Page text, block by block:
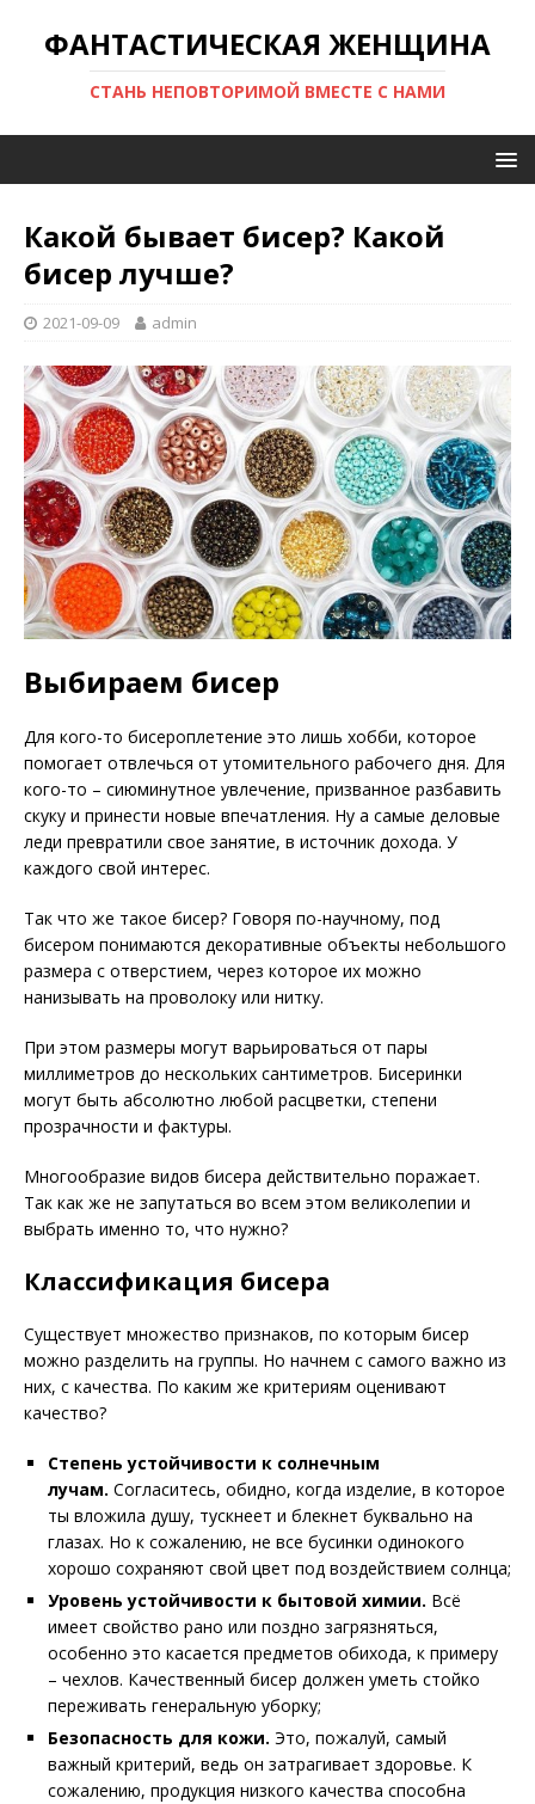
ФАНТАСТИЧЕСКАЯ ЖЕНЩИНА
СТАНЬ НЕПОВТОРИМОЙ ВМЕСТЕ С НАМИ
Какой бывает бисер? Какой
бисер лучше?
2021-09-09 admin
Выбираем бисер
Для кого-то бисероплетение это лишь хобби, которое
помогает отвлечься от утомительного рабочего дня. Для
кого-то – сиюминутное увлечение, призванное разбавить
скуку и принести новые впечатления. Ну а самые деловые
леди превратили свое занятие, в источник дохода. У
каждого свой интерес.
Так что же такое бисер? Говоря по-научному, под
бисером понимаются декоративные объекты небольшого
размера с отверстием, через которое их можно
нанизывать на проволоку или нитку.
При этом размеры могут варьироваться от пары
миллиметров до нескольких сантиметров. Бисеринки
могут быть абсолютно любой расцветки, степени
прозрачности и фактуры.
Многообразие видов бисера действительно поражает.
Так как же не запутаться во всем этом великолепии и
выбрать именно то, что нужно?
Классификация бисера
Существует множество признаков, по которым бисер
можно разделить на группы. Но начнем с самого важно из
них, с качества. По каким же критериям оценивают
качество?
Степень устойчивости к солнечным
лучам. Согласитесь, обидно, когда изделие, в которое
ты вложила душу, тускнеет и блекнет буквально на
глазах. Но к сожалению, не все бусинки одинокого
хорошо сохраняют свой цвет под воздействием солнца;
Уровень устойчивости к бытовой химии. Всё
имеет свойство рано или поздно загрязняться,
особенно это касается предметов обихода, к примеру
– чехлов. Качественный бисер должен уметь стойко
переживать генеральную уборку;
Безопасность для кожи. Это, пожалуй, самый
важный критерий, ведь он затрагивает здоровье. К
сожалению, продукция низкого качества способна